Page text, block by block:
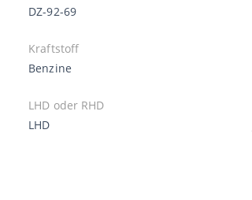
DZ-92-69
Kraftstoff
Benzine
LHD oder RHD
LHD